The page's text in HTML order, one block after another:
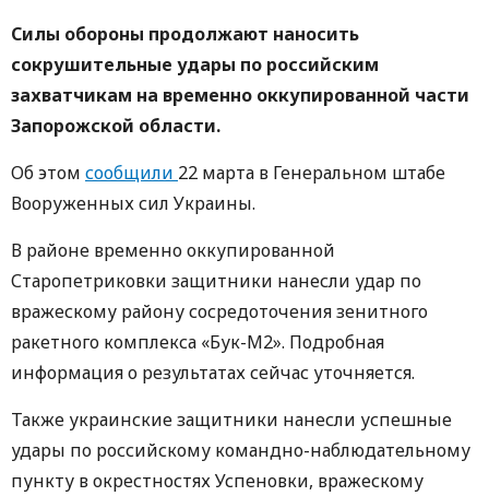
Силы обороны продолжают наносить
сокрушительные удары по российским
захватчикам на временно оккупированной части
Запорожской области.
Об этом сообщили 22 марта в Генеральном штабе
Вооруженных сил Украины.
В районе временно оккупированной
Старопетриковки защитники нанесли удар по
вражескому району сосредоточения зенитного
ракетного комплекса «Бук-М2». Подробная
информация о результатах сейчас уточняется.
Также украинские защитники нанесли успешные
удары по российскому командно-наблюдательному
пункту в окрестностях Успеновки, вражескому